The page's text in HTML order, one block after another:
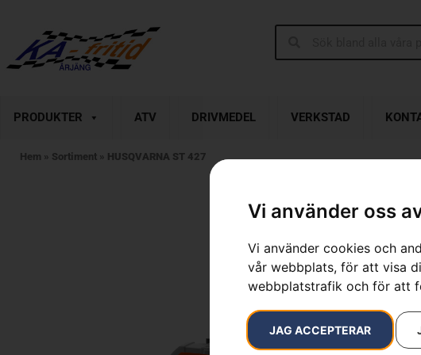
Vi använder oss
Vi använder cookies och
vår webbplats, för att visa
webbplatstrafik och för att
JAG ACCEPTERAR
PRODUKTER ATV DRIVMEDEL VERKSTAD
Hem » Sortiment » HUSQVARNA ST 427